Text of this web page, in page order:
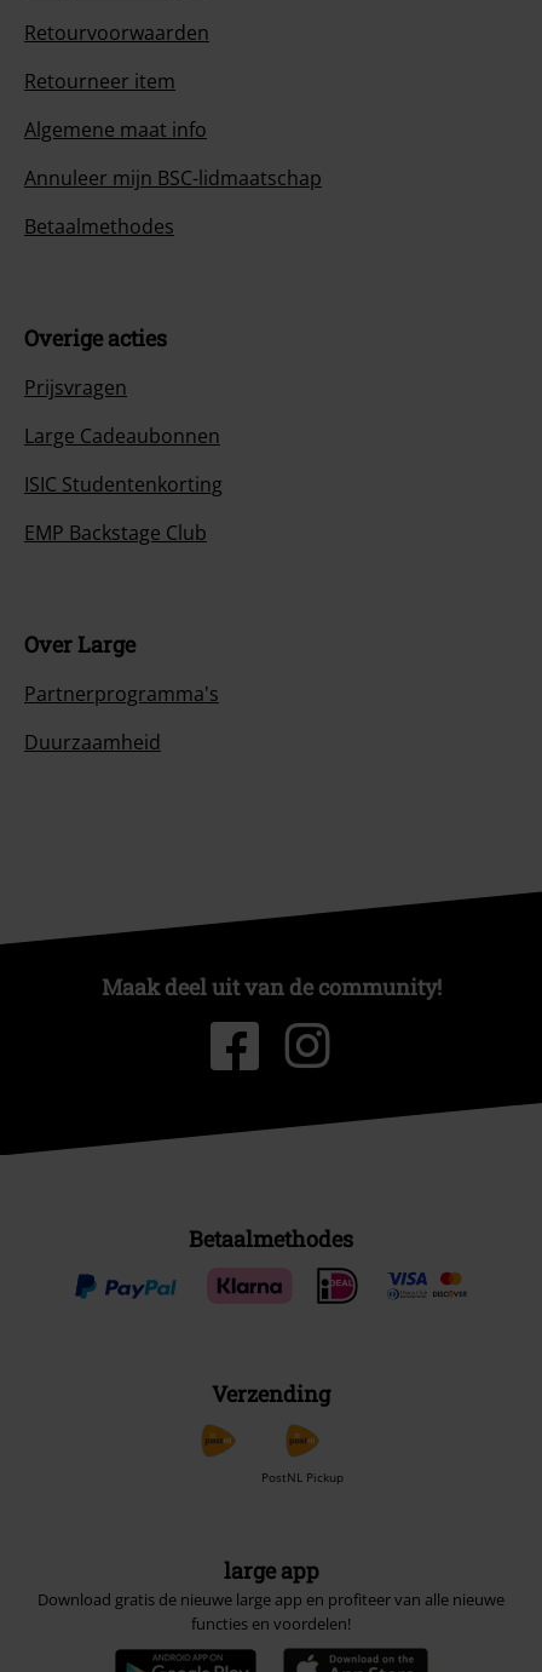
Retourvoorwaarden
Retourneer item
Algemene maat info
Annuleer mijn BSC-lidmaatschap
Betaalmethodes
Overige acties
Prijsvragen
Large Cadeaubonnen
ISIC Studentenkorting
EMP Backstage Club
Over Large
Partnerprogramma's
Duurzaamheid
Maak deel uit van de community!
Betaalmethodes
Verzending
PostNL Pickup
large app
Download gratis de nieuwe large app en profiteer van alle nieuwe
functies en voordelen!